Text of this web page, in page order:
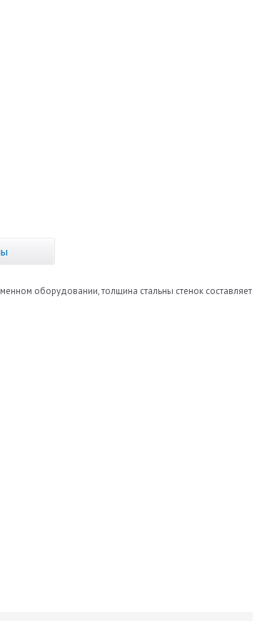
оборудовании, толщина стальны стенок составляет